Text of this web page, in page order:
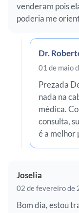
venderam pois
poderia me
Dr.
01 de maio
Prezada
nada na
médica.
consulta,
é a melhor
Joselia
02 de fevereiro de
Bom dia, estou